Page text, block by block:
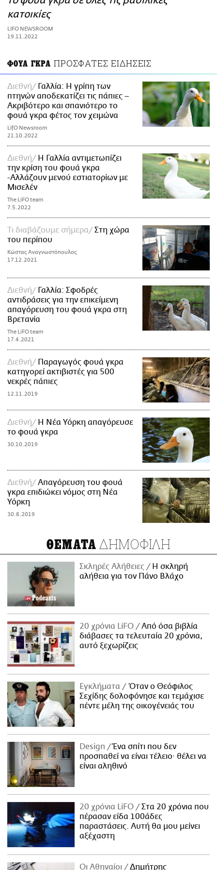
ΑΜΠΑ
PRINT
κατοικίες
LIFO NEWSROOM
19.11.2022
ΦΟΥΑ ΓΚΡΑ ΠΡΟΣΦΑΤΕΣ ΕΙΔΗΣΕΙΣ
Διεθνή
Γαλλία: Η γρίπη των
πτηνών αποδεκατίζει τις πάπιες –
Ακριβότερο και σπανιότερο το
φουά γκρα φέτος τον χειμώνα
LifO Newsroom
21.10.2022
Διεθνή
Η Γαλλία αντιμετωπίζει
την κρίση του φουά γκρα
-Αλλάζουν μενού εστιατορίων με
Μισελέν
The LiFO team
7.5.2022
Τι διαβάζουμε σήμερα
Στη χώρα
του περίπου
Κώστας Αναγνωστόπουλος
17.12.2021
Διεθνή
Γαλλία: Σφοδρές
αντιδράσεις για την επικείμενη
απαγόρευση του φουά γκρα στη
Βρετανία
The LiFO team
17.4.2021
Διεθνή
Παραγωγός φουά γκρα
κατηγορεί ακτιβιστές για 500
νεκρές πάπιες
12.11.2019
Διεθνή
Η Νέα Υόρκη απαγόρευσε
το φουά γκρα
30.10.2019
Διεθνή
Απαγόρευση του φουά
γκρα επιδιώκει νόμος στη Νέα
Υόρκη
30.8.2019
ΘΕΜΑΤΑ ΔΗΜΟΦΙΛΗ
Σκληρές Αλήθειες
H σκληρή
αλήθεια για τον Πάνο Βλάχο
20 χρόνια LiFO
Από όσα βιβλία
διάβασες τα τελευταία 20 χρόνια,
αυτό ξεχωρίζεις
Εγκλήματα
Όταν ο Θεόφιλος
Σεχίδης δολοφόνησε και τεμάχισε
πέντε μέλη της οικογένειάς του
Design
Ένα σπίτι που δεν
προσπαθεί να είναι τέλειο· θέλει να
είναι αληθινό
20 χρόνια LiFO
Στα 20 χρόνια που
πέρασαν είδα 100άδες
παραστάσεις. Αυτή θα μου μείνει
αξέχαστη
Οι Αθηναίοι Δημήτρης